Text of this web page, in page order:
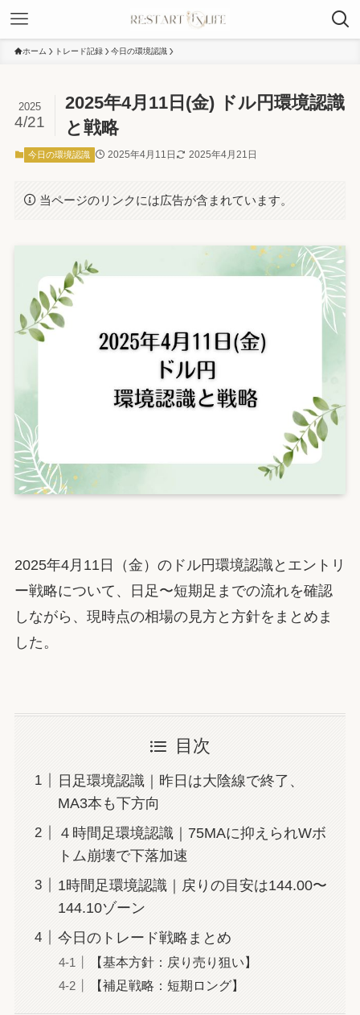
ホーム トレード記録 今日の環境認識
2025年4月11日(金) ドル円環境認識
と戦略
2025
4/21
今日の環境認識 2025年4月11日 2025年4月21日
当ページのリンクには広告が含まれています。
2025年4月11日（金）のドル円環境認識とエントリ
ー戦略について、日足〜短期足までの流れを確認
しながら、現時点の相場の見方と方針をまとめま
した。
目次
日足環境認識｜昨日は大陰線で終了、
MA3本も下方向
４時間足環境認識｜75MAに抑えられWボ
トム崩壊で下落加速
1時間足環境認識｜戻りの目安は144.00〜
144.10ゾーン
今日のトレード戦略まとめ
【基本方針：戻り売り狙い】
【補足戦略：短期ロング】